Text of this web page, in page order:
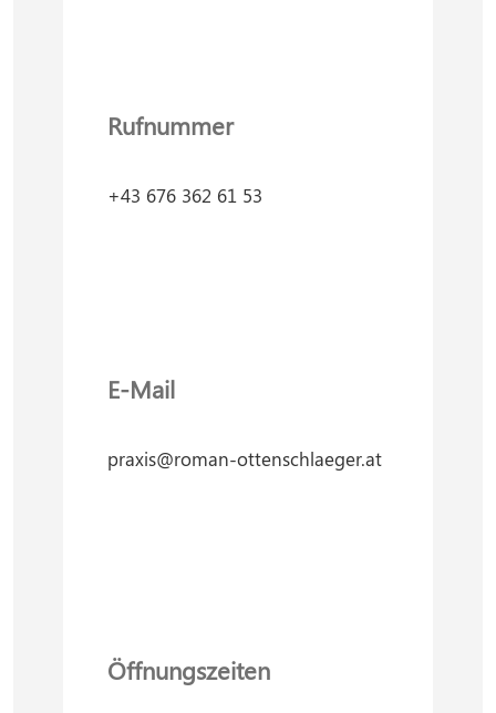
Rufnummer
+43 676 362 61 53
E-Mail
praxis@roman-ottenschlaeger.at
Öffnungszeiten